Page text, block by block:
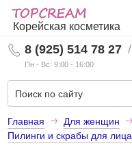
Корейская косметика
8 (925) 514 78 27
Пн - Вс: 9:00 - 16:00
/
Главная Для женщин
Пилинги и скрабы для лица